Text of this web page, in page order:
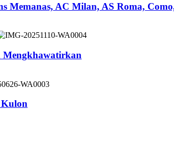
Memanas, AC Milan, AS Roma,
Mengkhawatirkan
Kulon